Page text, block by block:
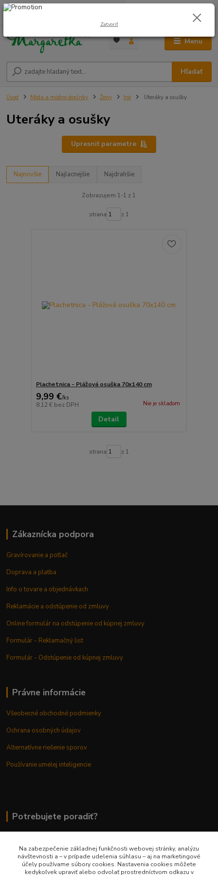
Menu
Hľadať
0948 236 042
0,00 €
Úvod Móda a módne doplnky Ženy Iné Uteráky a osušky
Uteráky a osušky
Upresniť parametre
Najnovšie Najlacnejšie Najdrahšie
Zobrazujem 1-1 z 1
strana z 1
Plachetnica - Plážová osuška 70x140 cm
9,99 €/ks
8,12 € bez DPH Nie je skladom
Detail
strana z 1
Zákaznícka podpora
Gravírovanie a potlač
Doprava a platba
Info o tovare a objednávkach
Reklamácie a odstúpenie od zmluvy
Online formulár na odstúpenie od kúpnej zmluvy
Formulár - Reklamačný list
Formulár - Odstúpenie od kúpnej zmluvy
Právne informácie
Všeobecné obchodné podmienky
Ochrana osobných údajov
Alternatívne riešenie sporov
Používanie umelej inteligencie
Potrebujete poradiť?
0948 236 042
Zatvoriť
Na zabezpečenie základnej funkčnosti webovej stránky, analýzu
návštevnosti a – v prípade udelenia súhlasu – aj na marketingové
účely používame súbory cookies. Nastavenia cookies môžete
kedykoľvek upraviť alebo odvolať prostredníctvom odkazu v